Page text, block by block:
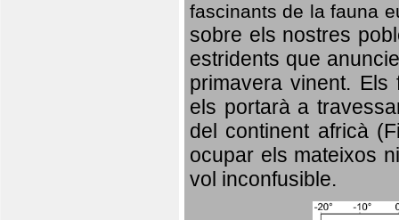
fascinants de la fauna
sobre els nostres
estridents que
primavera vinent. Els
els portarà a
del continent africà
ocupar els mateixos
vol inconfusible.